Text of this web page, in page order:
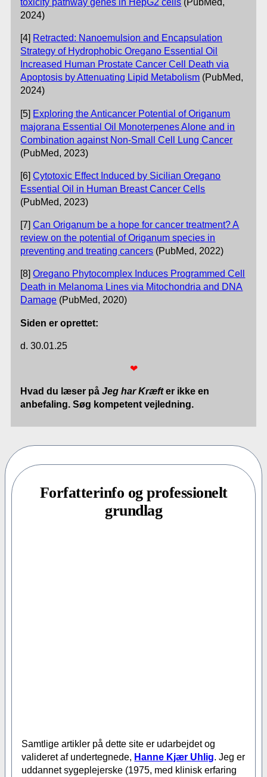
2024)
[4] Retracted: Nanoemulsion and Encapsulation
Strategy of Hydrophobic Oregano Essential Oil
Increased Human Prostate Cancer Cell Death via
Apoptosis by Attenuating Lipid Metabolism (PubMed,
2024)
[5] Exploring the Anticancer Potential of Origanum
majorana Essential Oil Monoterpenes Alone and in
Combination against Non-Small Cell Lung Cancer
(PubMed, 2023)
[6]Cytotoxic Effect Induced by Sicilian Oregano
Essential Oil in Human Breast Cancer Cells
(PubMed, 2023)
[7]Can Origanum be a hope for cancer treatment? A
review on the potential of Origanum species in
preventing and treating cancers (PubMed, 2022)
[8]Oregano Phytocomplex Induces Programmed Cell
Death in Melanoma Lines via Mitochondria and DNA
Damage (PubMed, 2020)
Siden er oprettet:
d. 30.01.25
❤
Hvad du læser påJeg har Kræfter ikke en
anbefaling. Søg kompetent vejledning.
Forfatterinfo og professionelt
grundlag
Samtlige artikler på dette site er udarbejdet og
valideret af undertegnede, Hanne Kjær Uhlig. Jeg er
uddannet sygeplejerske (1975, med klinisk erfaring